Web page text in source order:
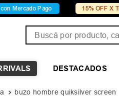
Pago 15% OFF X Transferencia
DESTACADOS
buzo hombre quiksilver screen